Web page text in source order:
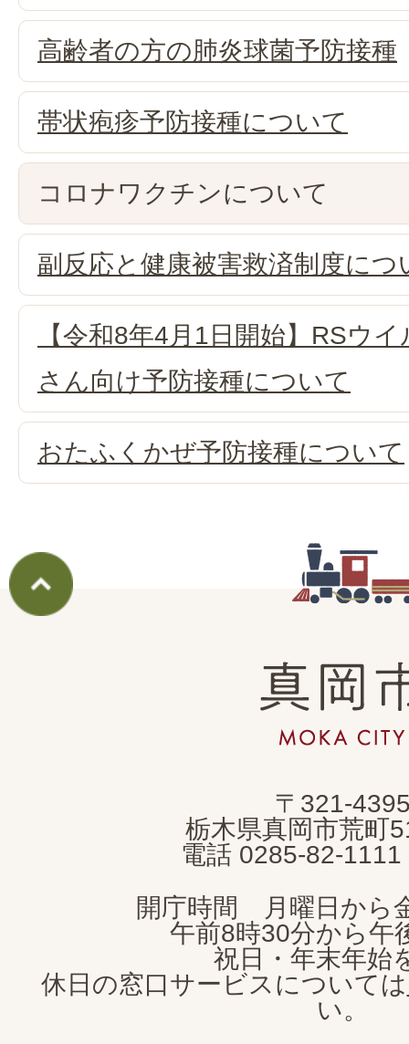
高齢者の方の肺炎球菌予防接種
帯状疱疹予防接種について
コロナワクチンについて
副反応と健康被害救済制度につ
【令和8年4月1日開始】RSウ
さん向け予防接種について
おたふくかぜ予防接種について
真
岡
市
CITY
〒321-
栃木県真岡市荒町
電話 0285-82-1111
開庁時間 月曜日から
午前8時30分から午
祝日・年末年始
休日の窓口サービスについては
い。